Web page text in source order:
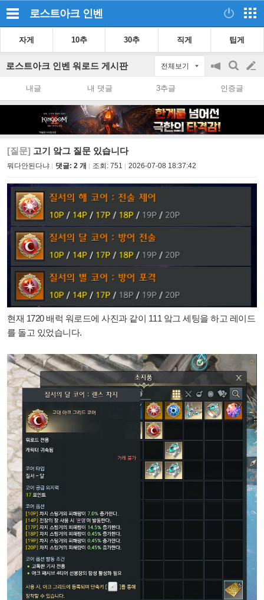
로스트아크 인벤
자게 10추 30추 직게 팁게
로스트아크 인벤 워로드 게시판 전체보기
공
on/off
검
색
글
쓰
내글 내 댓글 3추글 인증글
[질문] 고기 앜그 질문 있습니다
뭐다안된다냐 댓글: 2 개 조회: 751 2026-07-08 18:37:42
현재 1720 배럭 워로드에 사진과 같이 111 앜그 세팅을 하고 레이드
를 돌고 있었습니다.